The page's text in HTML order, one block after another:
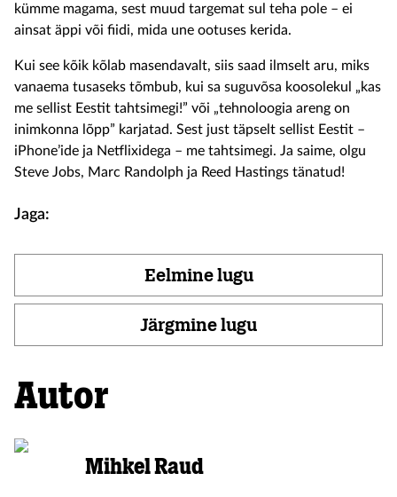
kümme magama, sest muud targemat sul teha pole – ei
ainsat äppi või fiidi, mida une ootuses kerida.
Kui see kõik kõlab masendavalt, siis saad ilmselt aru, miks
vanaema tusaseks tõmbub, kui sa suguvõsa koosolekul „kas
me sellist Eestit tahtsimegi!” või „tehnoloogia areng on
inimkonna lõpp” karjatad. Sest just täpselt sellist Eestit –
iPhone’ide ja Netflixidega – me tahtsimegi. Ja saime, olgu
Steve Jobs, Marc Randolph ja Reed Hastings tänatud!
Jaga:
Eelmine lugu
Järgmine lugu
Autor
Mihkel Raud